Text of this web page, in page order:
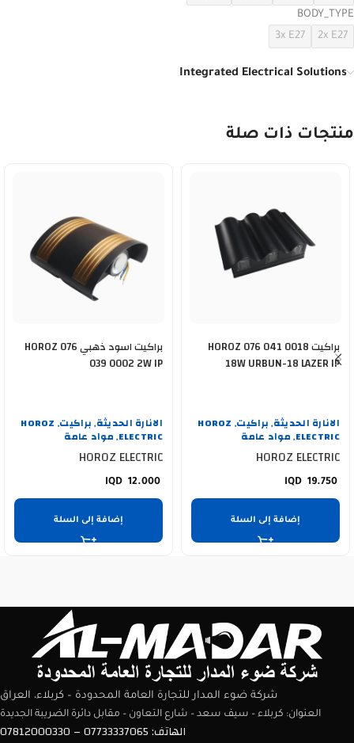
BODY_TYPE
2x E27
3x E27
Integrated Electrical Solutions
منتجات ذات صلة
براكيت HOROZ 076 041 0018
18W URBUN-18 LAZER IP
الانارة الحديثة, براكيت,
HOROZ
ELECTRIC
, مواد عامة
HOROZ ELECTRIC
19.750
إضافة إلى السلة
براكيت اسود ذهبي HOROZ 076
039 0002 2W IP
الانارة الحديثة, براكيت,
HOROZ
ELECTRIC
, مواد عامة
HOROZ ELECTRIC
12.000
إضافة إلى السلة
شركة ضوء المدار للتجارة العامة المحدودة – كربلاء، العراق
العنوان: كربلاء – سيف سعد – شارع التعاون – مقابل دائرة الضريبة الجديدة
الهاتف: 07733337065 – 07812000330